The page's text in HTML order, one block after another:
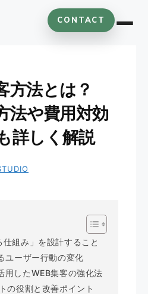
CONTACT
方法とは？
法や費用対効
詳しく解説
組み」を設計すること
ユーザー行動の変化
用したWEB集客の強化法
の役割と改善ポイント